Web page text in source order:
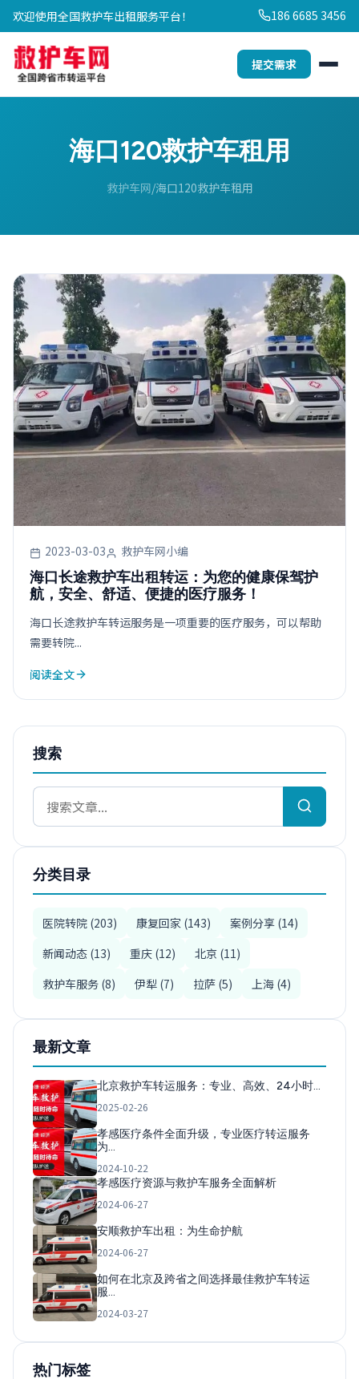
欢迎使用全国救护车出租服务平台！ 186 6685 3456
提交需求
海口120救护车租用
救护车网 海口120救护车租用
2023-03-03 救护车网小编
海口长途救护车出租转运：为您的健康保驾护
航，安全、舒适、便捷的医疗服务！
海口长途救护车转运服务是一项重要的医疗服务，可以帮助
需要转院...
阅读全文
搜索
分类目录
医院转院 (203) 康复回家 (143)
案例分享 (14)
新闻动态 (13)
重庆 (12)
北京 (11)
救护车服务 (8)
伊犁 (7) 拉萨 (5) 上海 (4)
最新文章
北京救护车转运服务：专业、高效、24小时…
2025-02-26
孝感医疗条件全面升级，专业医疗转运服务
为…
2024-10-22
孝感医疗资源与救护车服务全面解析
2024-06-27
安顺救护车出租：为生命护航
2024-06-27
如何在北京及跨省之间选择最佳救护车转运
服…
2024-03-27
热门标签